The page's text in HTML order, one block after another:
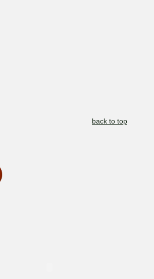
back to top